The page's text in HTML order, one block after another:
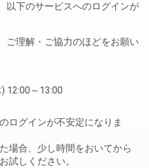
以下のサービスへのログインが
ご理解・ご協力のほどをお願い
～13:00
グインが不安定になりま
合、少し時間をおいてから
試しください。